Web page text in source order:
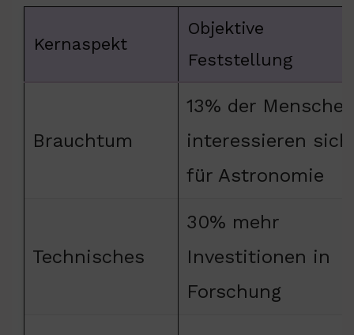
Kernaspekt
Objektive
Feststellung
Brauchtum
13% der
interessieren sich
für Astronomie
Technisches
30% mehr
Investitionen in
Forschung